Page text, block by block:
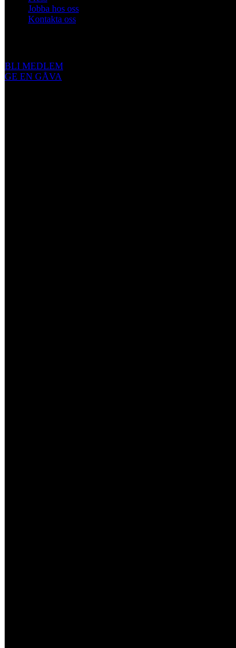
Jobba hos oss
Kontakta oss
BLI MEDLEM
GE EN GÅVA